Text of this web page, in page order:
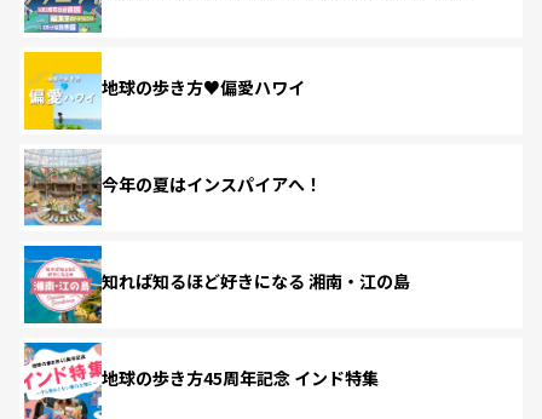
地球の歩き方♥偏愛ハワイ
今年の夏はインスパイアへ！
知れば知るほど好きになる 湘南・江の島
地球の歩き方45周年記念 インド特集